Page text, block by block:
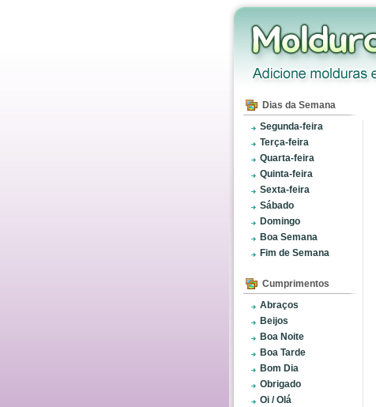
Dias da Semana
Segunda-feira
Terça-feira
Quarta-feira
Quinta-feira
Sexta-feira
Sábado
Domingo
Boa Semana
Fim de Semana
Cumprimentos
Abraços
Beijos
Boa Noite
Boa Tarde
Bom Dia
Obrigado
Oi / Olá